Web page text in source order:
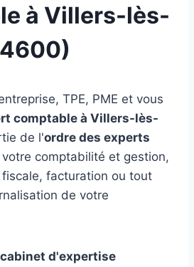
à Villers-lès-
TPE, PME et vous
comptable à Villers-lès-
de l'ordre des experts
votre comptabilité et gestion,
facturation ou tout
de votre
cabinet d'expertise